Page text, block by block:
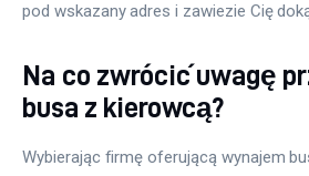
pod wskazany adres i zawiezie Cię
Na co zwrócić uwagę
busa z kierowcą?
Wybierając firmę oferującą wynajem